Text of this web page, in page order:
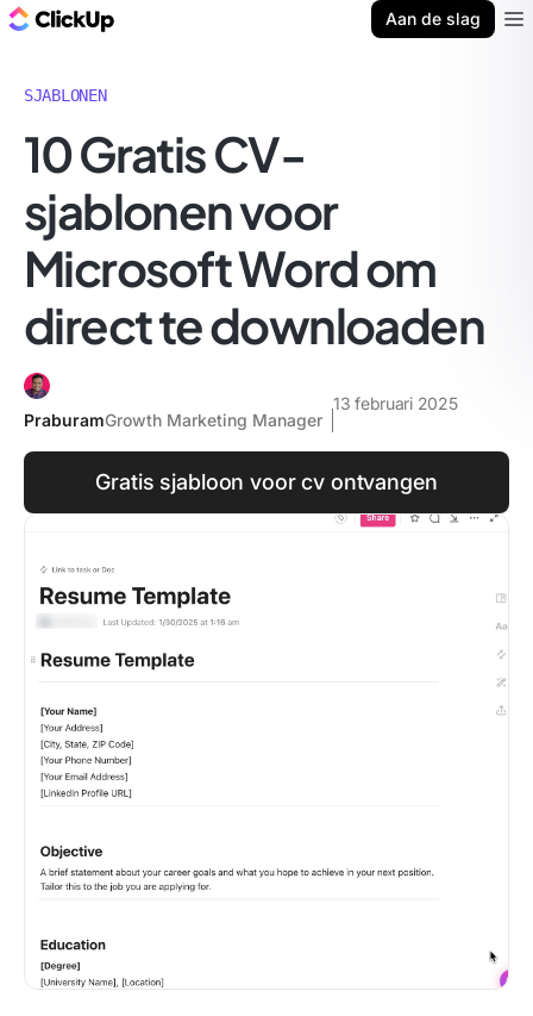
Aan de slag
SJABLONEN
10 Gratis CV-
sjablonen voor
Microsoft Word om
direct te downloaden
PraburamGrowth Marketing Manager
13 februari 2025
Gratis sjabloon voor cv ontvangen